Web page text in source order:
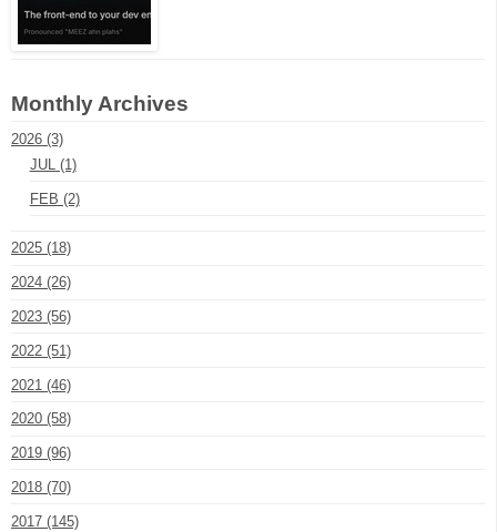
Monthly Archives
2026 (3)
JUL (1)
FEB (2)
2025 (18)
2024 (26)
2023 (56)
2022 (51)
2021 (46)
2020 (58)
2019 (96)
2018 (70)
2017 (145)